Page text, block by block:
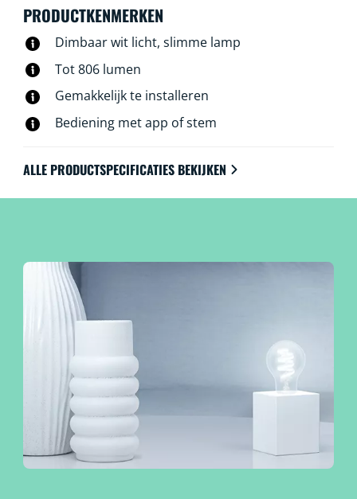
PRODUCTKENMERKEN
Dimbaar wit licht, slimme lamp
Tot 806 lumen
Gemakkelijk te installeren
Bediening met app of stem
ALLE PRODUCTSPECIFICATIES BEKIJKEN